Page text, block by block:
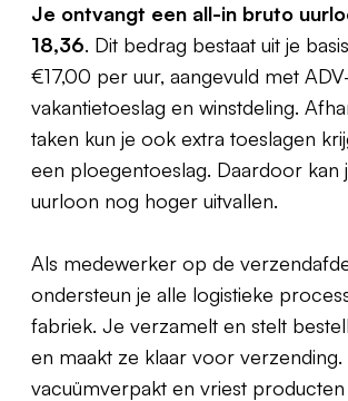
Je ontvangt een all-in bruto
18,36. Dit bedrag bestaat uit je
€17,00 per uur, aangevuld met
vakantietoeslag en winstdeling.
taken kun je ook extra toeslagen
een ploegentoeslag. Daardoor kan
uurloon nog hoger uitvallen.
Als medewerker op de
ondersteun je alle logistieke
fabriek. Je verzamelt en stelt
en maakt ze klaar voor verzending.
vacuümverpakt en vriest producten